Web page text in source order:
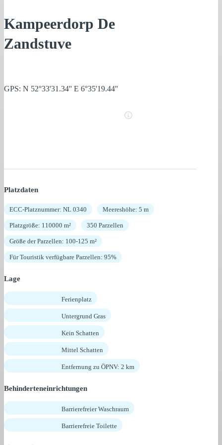
Kampeerdorp De
Zandstuve
GPS: N 52°33'31.34'' E 6°35'19.44''
Platzdaten
ECC-Platznummer: NL 0340 Meereshöhe: 5 m
Platzgröße: 110000 m² 350 Parzellen
Größe der Parzellen: 100-125 m²
Für Touristik verfügbare Parzellen: 95%
Lage
Ferienplatz
Untergrund Gras
Kein Schatten
Mittel Schatten
Entfernung zu ÖPNV: 2 km
Behinderteneinrichtungen
Barrierefreier Waschraum
Barrierefreie Toilette